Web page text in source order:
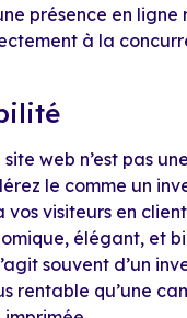
présence en ligne
à la
site web n’est pas
le comme un
visiteurs en
élégant, et
souvent d’un
rentable qu’une